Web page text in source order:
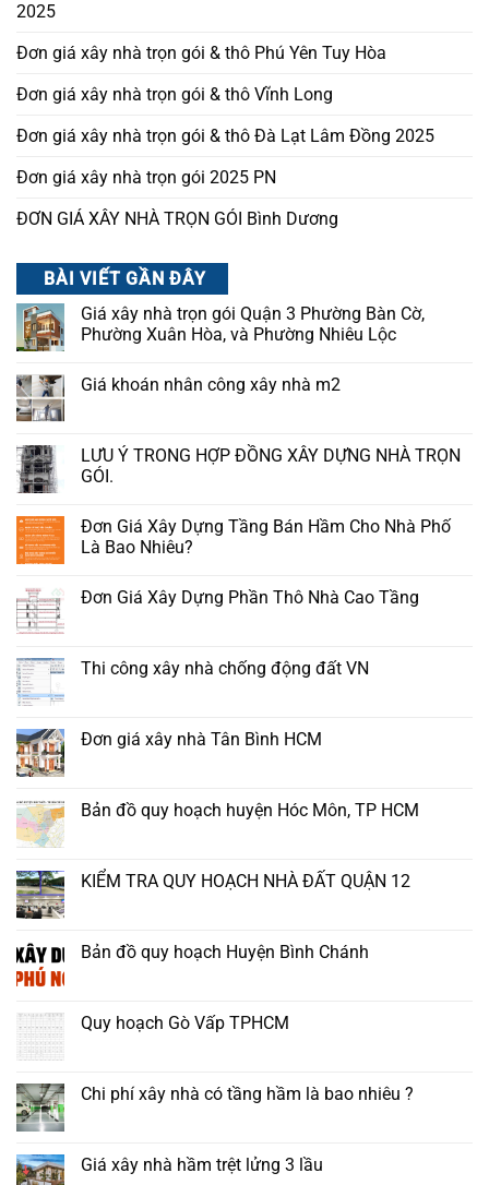
2025
Đơn giá xây nhà trọn gói & thô Phú Yên Tuy Hòa
Đơn giá xây nhà trọn gói & thô Vĩnh Long
Đơn giá xây nhà trọn gói & thô Đà Lạt Lâm Đồng 2025
Đơn giá xây nhà trọn gói 2025 PN
ĐƠN GIÁ XÂY NHÀ TRỌN GÓI Bình Dương
BÀI VIẾT GẦN ĐÂY
Giá xây nhà trọn gói Quận 3 Phường Bàn Cờ,
Phường Xuân Hòa, và Phường Nhiêu Lộc
Giá khoán nhân công xây nhà m2
LƯU Ý TRONG HỢP ĐỒNG XÂY DỰNG NHÀ TRỌN
GÓI.
Đơn Giá Xây Dựng Tầng Bán Hầm Cho Nhà Phố
Là Bao Nhiêu?
Đơn Giá Xây Dựng Phần Thô Nhà Cao Tầng
Thi công xây nhà chống động đất VN
Đơn giá xây nhà Tân Bình HCM
Bản đồ quy hoạch huyện Hóc Môn, TP HCM
KIỂM TRA QUY HOẠCH NHÀ ĐẤT QUẬN 12
Bản đồ quy hoạch Huyện Bình Chánh
Quy hoạch Gò Vấp TPHCM
Chi phí xây nhà có tầng hầm là bao nhiêu ?
Giá xây nhà hầm trệt lửng 3 lầu